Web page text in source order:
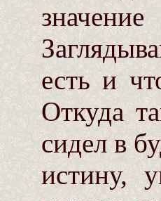
есть и
Откуда
сидел в
истину,